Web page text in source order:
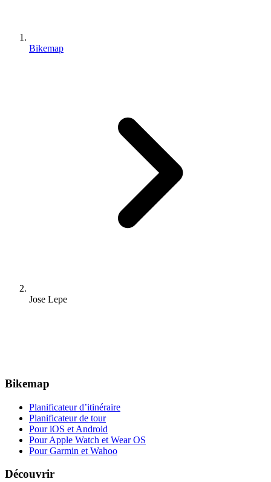
Bikemap
Jose Lepe
Bikemap
Planificateur d’itinéraire
Planificateur de tour
Pour iOS et Android
Pour Apple Watch et Wear OS
Pour Garmin et Wahoo
Découvrir